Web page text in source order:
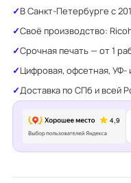
В Санкт-Петербурге с
Своё производство:
Срочная печать — от 1
Цифровая, офсетная, УФ-
Доставка по СПб и всей